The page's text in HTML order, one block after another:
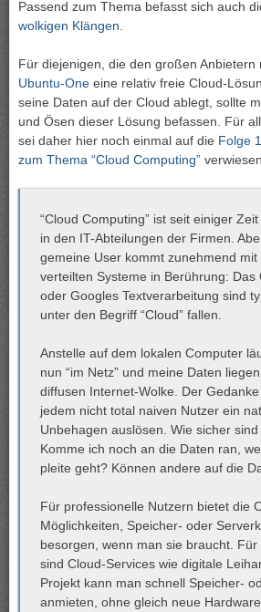
Passend zum Thema befasst sich auch
wolkigen Klängen.
Für diejenigen, die den großen Anbietern
Ubuntu-One eine relativ freie Cloud-
seine Daten auf der Cloud ablegt, sollte
und Ösen dieser Lösung befassen. Für
sei daher hier noch einmal auf die Folge
zum Thema “Cloud Computing”
“Cloud Computing” ist seit einiger
in den IT-Abteilungen der Firmen.
gemeine User kommt zunehmend
verteilten Systeme in Berührung: Das
oder Googles Textverarbeitung sind
unter den Begriff “Cloud” fallen.
Anstelle auf dem lokalen Computer
nun “im Netz” und meine Daten
diffusen Internet-Wolke. Der
jedem nicht total naiven Nutzer ein
Unbehagen auslösen. Wie sicher
Komme ich noch an die Daten ran,
pleite geht? Können andere auf die
Für professionelle Nutzern bietet die
Möglichkeiten, Speicher- oder
besorgen, wenn man sie braucht. Für
sind Cloud-Services wie digitale
Projekt kann man schnell Speicher-
anmieten, ohne gleich neue